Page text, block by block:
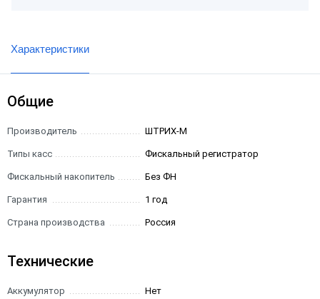
Характеристики
Общие
Производитель ШТРИХ-М
Типы касс Фискальный регистратор
Фискальный накопитель Без ФН
Гарантия 1 год
Страна производства Россия
Технические
Аккумулятор Нет